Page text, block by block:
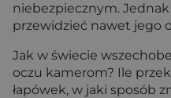
niebezpiecznym. Jednak
przewidzieć nawet jego
Jak w świecie
oczu kamerom? Ile
łapówek, w jaki sposób